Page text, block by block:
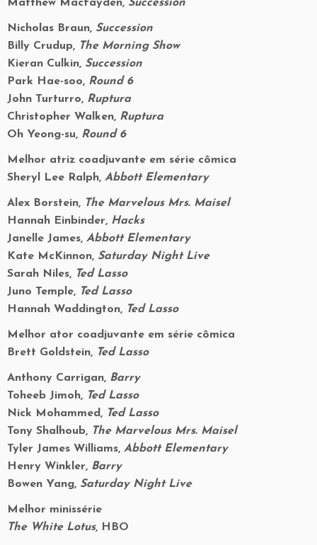
Matthew Macfayden, Succession
Nicholas Braun, Succession
Billy Crudup, The Morning Show
Kieran Culkin, Succession
Park Hae-soo, Round 6
John Turturro, Ruptura
Christopher Walken, Ruptura
Oh Yeong-su, Round 6
Melhor atriz coadjuvante em série cômica
Sheryl Lee Ralph, Abbott Elementary
Alex Borstein, The Marvelous Mrs. Maisel
Hannah Einbinder, Hacks
Janelle James, Abbott Elementary
Kate McKinnon, Saturday Night Live
Sarah Niles, Ted Lasso
Juno Temple, Ted Lasso
Hannah Waddington, Ted Lasso
Melhor ator coadjuvante em série cômica
Brett Goldstein, Ted Lasso
Anthony Carrigan, Barry
Toheeb Jimoh, Ted Lasso
Nick Mohammed, Ted Lasso
Tony Shalhoub, The Marvelous Mrs. Maisel
Tyler James Williams, Abbott Elementary
Henry Winkler, Barry
Bowen Yang, Saturday Night Live
Melhor minissérie
The White Lotus, HBO